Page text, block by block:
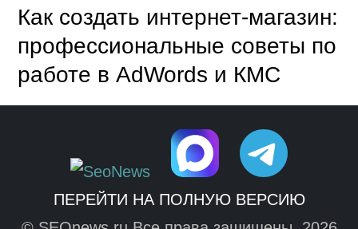
Как создать интернет-магазин:
профессиональные советы по
работе в AdWords и КМС
ПЕРЕЙТИ НА ПОЛНУЮ ВЕРСИЮ